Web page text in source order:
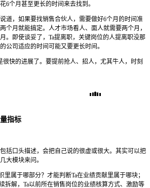
6个月甚至更长的时间来去找到。
道，如果要找销售合伙人，需要做好6个月的时间准
个月就能搞定。人才市场看人、面人就需要两个月，
。即使谈妥了，Ta提离职，关键岗位的人提离职没那
公司适应的时间可能又要更长时间。
快的进展了。要提前抢人、招人，尤其牛人，时刻
指标
括口头描述，会把自己说的很虚或很大。其实可以把
大模块来问。
里属于哪部分？才能判断Ta在业绩贡献里属于哪块；
拆解，Ta以前所在销售岗位的业绩核算方式、激励等